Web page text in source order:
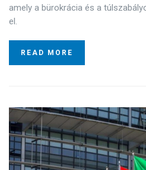
amely a bürokrácia és a
el.
READ MORE